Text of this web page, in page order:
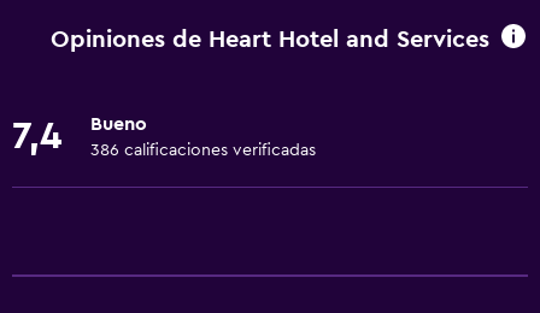
Aire acondicionado
Opiniones de Heart Hotel and Services
7,4 Bueno
386 calificaciones verificadas